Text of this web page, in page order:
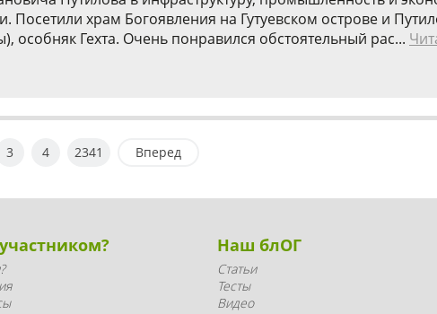
храм Богоявления на Гутуевском острове и
Гехта. Очень понравился обстоятельный рас...
3 4 2341 Вперед
Наш блОГ
Статьи
Тесты
Видео